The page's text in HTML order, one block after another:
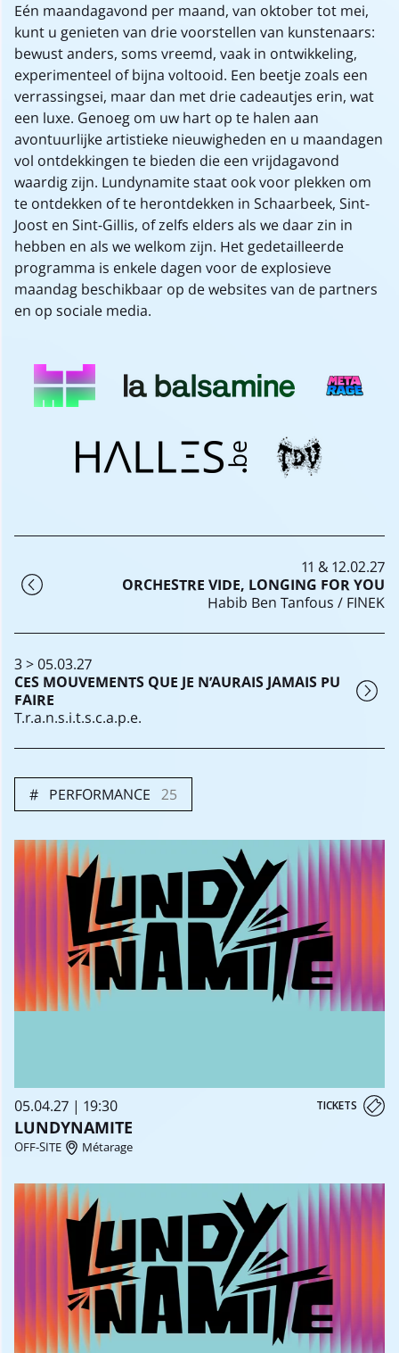
Eén maandagavond per maand, van oktober tot mei,
kunt u genieten van drie voorstellen van kunstenaars:
bewust anders, soms vreemd, vaak in ontwikkeling,
experimenteel of bijna voltooid. Een beetje zoals een
verrassingsei, maar dan met drie cadeautjes erin, wat
een luxe. Genoeg om uw hart op te halen aan
avontuurlijke artistieke nieuwigheden en u maandagen
vol ontdekkingen te bieden die een vrijdagavond
waardig zijn. Lundynamite staat ook voor plekken om
te ontdekken of te herontdekken in Schaarbeek, Sint-
Joost en Sint-Gillis, of zelfs elders als we daar zin in
hebben en als we welkom zijn. Het gedetailleerde
programma is enkele dagen voor de explosieve
maandag beschikbaar op de websites van de partners
en op sociale media.
11 & 12.02.27
ORCHESTRE VIDE, LONGING FOR YOU
Habib Ben Tanfous / FINEK
3 > 05.03.27
CES MOUVEMENTS QUE JE N’AURAIS JAMAIS PU
FAIRE
T.r.a.n.s.i.t.s.c.a.p.e.
PERFORMANCE 25
05.04.27 | 19:30 TICKETS
LUNDYNAMITE
OFF-SITE Métarage